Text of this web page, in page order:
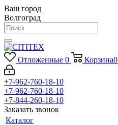
Ваш город
Волгоград
Отложенные 0 Корзина0
+7-962-760-18-10
+7-962-760-18-10
+7-844-260-18-10
Заказать звонок
Каталог